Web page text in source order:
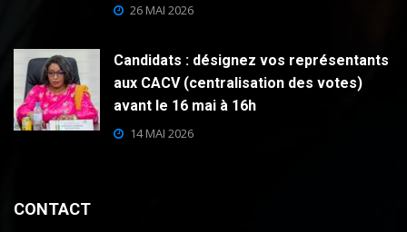
26 MAI 2026
Candidats : désignez vos représentants
aux CACV (centralisation des votes)
avant le 16 mai à 16h
14 MAI 2026
CONTACT